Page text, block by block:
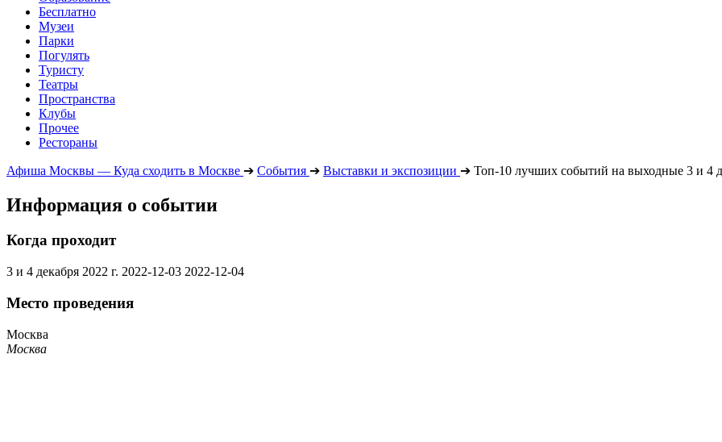
Бесплатно
Музеи
Парки
Погулять
Туристу
Театры
Пространства
Клубы
Прочее
Рестораны
Афиша Москвы — Куда сходить в Москве ➔ События ➔ Выставки и экспозиции ➔ Топ-10 лучших событий на выходные 3 и 4
Информация о событии
Когда проходит
3 и 4 декабря 2022 г. 2022-12-03 2022-12-04
Место проведения
Москва
Москва